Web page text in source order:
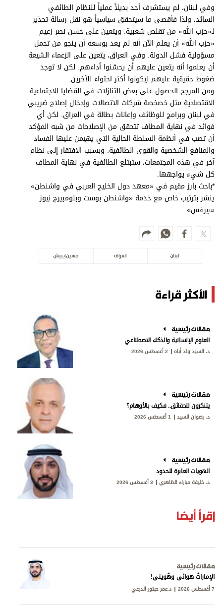
وفي لبنان، لم يستشرف أحد بديلاً عملياً للنظام الطائفي
السائد، ولذا فأقصى ما سيتحقق سياسياً هو نقل رسالة تحذير
لـ«حزب الله» من تقلص شعبية. ويتعين على حسن نصر زعيم
«حزب الله» أن يعلم الآن أنه لم يعد بوسعه أن ينجو من تحمل
مسؤولية فشل الدولة. وفي العراق، يتعين على الزعماء الشيعة
أن يعلموا أنه يتعين عليهم أن يحسّنوا أداءهم. لكن لا توجد
ضغوط حقيقية عليهم ليكونوا أكثر احتواء للآخرين.
ومن المرجح الحصول على بعض التنازلات في القضايا الاجتماعية
الاقتصادية مثل خصخصة شركات الاتصالات وإدخال إصلاح ضريبي
في لبنان وبرامج للوظائف وإعانات بطالة في العراق. لكن أي
فوائد في نهاية المطاف تتحقق من الإصلاحات من شبه المؤكد
أن تصب في أنظمة السلطة الحالية التي يهيمن عليها الفساد
والمنافع الشخصية والقوى الطائفية. وبسبب الافتقار إلى نظام
آخر في هذه المجتمعات، ستبتلع الطائفية في نهاية المطاف
كل شيء يواجهها.
*باحث بارز مقيم في «معهد دول الخليج العربي في واشنطن»
ينشر بترتيب خاص مع خدمة «واشنطن بوست وبلومبيرج نيوز
سيرفس»
لبنان العراق حسين إيبيش
الأكثر قراءة
مقالات رئيسية
العلوم الإنسانية والذكاء الاصطناعي
د. السيد ولد أباه 2 أغسطس 2026
مقالات رئيسية
يتنكرون للحقائق.. فكيف بالأوهام؟
د. رضوان السيد 1 أغسطس 2026
مقالات رئيسية
الهويات العابرة للحدود
د. خليفة مبارك الظاهري 3 أغسطس 2026
إقرأ أيضا
مقالات رئيسية
الإماراتُ هوائي وهُويتي!
7 أغسطس 2026 د.عمر حبتور الدرعي